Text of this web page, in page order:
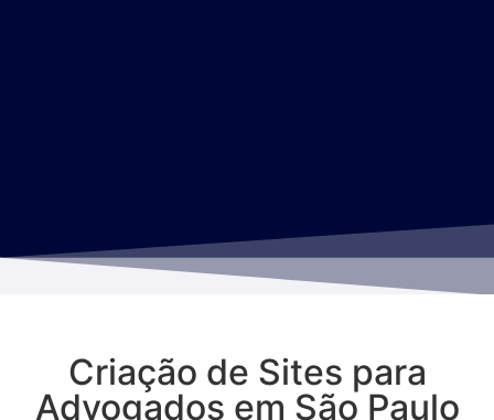
Criação de Sites para
Advogados em São Paulo